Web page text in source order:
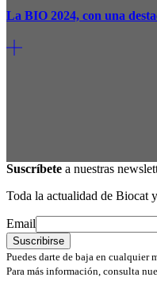
La BIO 2024, con una
Suscríbete a nuestras
Toda la actualidad de Biocat
Email
Puedes darte de baja en cualquier
Para más información, consulta